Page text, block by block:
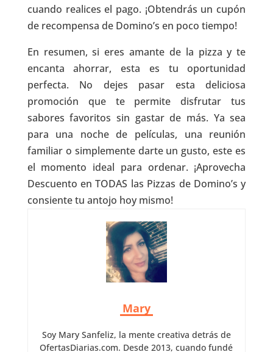
cuando realices el pago. ¡Obtendrás un cupón
de recompensa de Domino’s en poco tiempo!
En resumen, si eres amante de la pizza y te
encanta ahorrar, esta es tu oportunidad
perfecta. No dejes pasar esta deliciosa
promoción que te permite disfrutar tus
sabores favoritos sin gastar de más. Ya sea
para una noche de películas, una reunión
familiar o simplemente darte un gusto, este es
el momento ideal para ordenar. ¡Aprovecha
Descuento en TODAS las Pizzas de Domino’s y
consiente tu antojo hoy mismo!
Mary
Soy Mary Sanfeliz, la mente creativa detrás de
OfertasDiarias.com. Desde 2013, cuando fundé